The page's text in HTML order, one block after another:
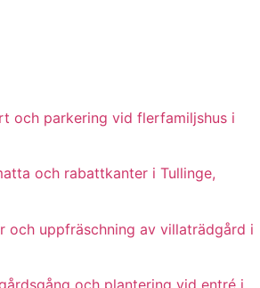
och parkering vid flerfamiljshus i
och rabattkanter i Tullinge,
och uppfräschning av villaträdgård i
och plantering vid entré i